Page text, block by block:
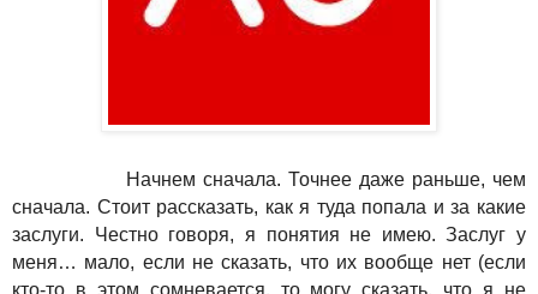
Начнем сначала. Точнее даже раньше, чем
сначала. Стоит рассказать, как я туда попала и за какие
заслуги. Честно говоря, я понятия не имею. Заслуг у
меня… мало, если не сказать, что их вообще нет (если
кто-то в этом сомневается, то могу сказать, что я не